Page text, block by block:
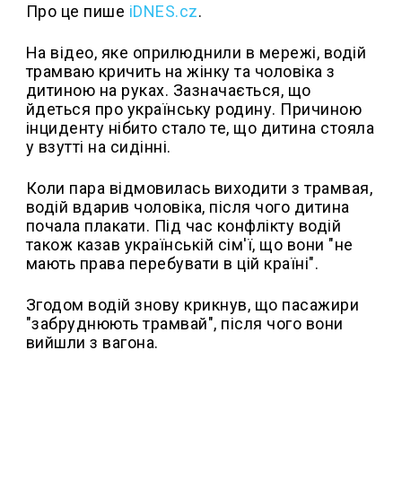
Про це пише iDNES.cz.
На відео, яке оприлюднили в мережі, водій
трамваю кричить на жінку та чоловіка з
дитиною на руках. Зазначається, що
йдеться про українську родину. Причиною
інциденту нібито стало те, що дитина стояла
у взутті на сидінні.
Коли пара відмовилась виходити з трамвая,
водій вдарив чоловіка, після чого дитина
почала плакати. Під час конфлікту водій
також казав українській сім'ї, що вони "не
мають права перебувати в цій країні".
Згодом водій знову крикнув, що пасажири
"забруднюють трамвай", після чого вони
вийшли з вагона.